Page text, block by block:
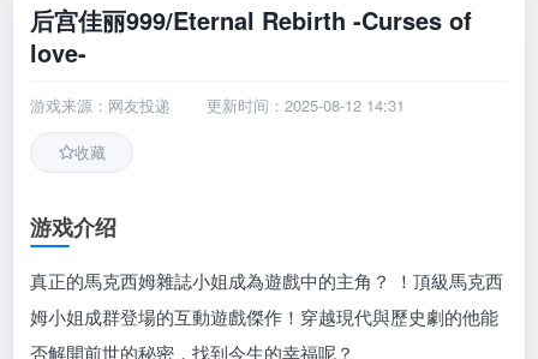
后宫佳丽999/Eternal Rebirth -Curses of
love-
游戏来源：网友投递 更新时间：2025-08-12 14:31
收藏
游戏介绍
真正的馬克西姆雜誌小姐成為遊戲中的主角？ ！頂級馬克西
姆小姐成群登場的互動遊戲傑作！穿越現代與歷史劇的他能
否解開前世的秘密，找到今生的幸福呢？